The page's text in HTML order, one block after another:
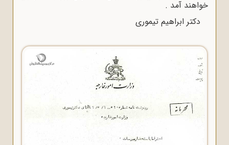
خواهند آمد .
دکتر ابراهیم تیموری